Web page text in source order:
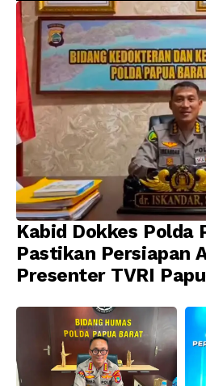
Diamankan
Kabid Dokkes Polda
Pastikan Persiapan
Presenter TVRI
Dijadwalkan Kamis